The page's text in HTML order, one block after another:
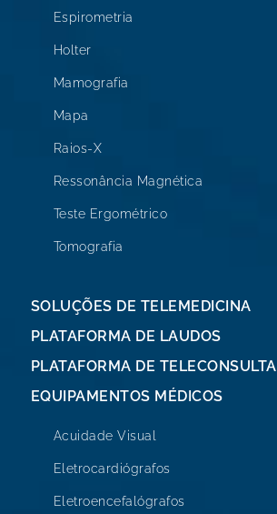
Espirometria
Holter
Mamografia
Mapa
Raios-X
Ressonância Magnética
Teste Ergométrico
Tomografia
SOLUÇÕES DE TELEMEDICINA
PLATAFORMA DE LAUDOS
PLATAFORMA DE TELECONSULTA
EQUIPAMENTOS MÉDICOS
Acuidade Visual
Eletrocardiógrafos
Eletroencefalógrafos